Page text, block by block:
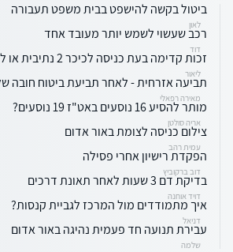
ביטול בקשה להישפט בבית משפט תעבורה
לאון
רכב שעשוי לשמש יותר מעובד אחד
דוד
זכות קדימה בעת כניסה לכיכר 2 נתיבית או לכביש דו נתיבי
ליאור
תביעה אזרחית - לאחר תביעת ביטוח חובה
מאירה רפאלי
מותר להסיע 16 נוסעים באט"ז 19 נוסעים?
אריה סולטן
צילום כניסה לצומת באור אדום
עמית רהב
הפקדת רישיון אחרי פסילה
דוב ברקוביץ
בדיקת דם 3 שעות לאחר תאונת דרכים
דויד אוחנה
איך מתמודדים מול המרכז לגביית קנסות?
דניאל
עבירת תנועה חד פעמית נהיגה באור אדום
שלמה